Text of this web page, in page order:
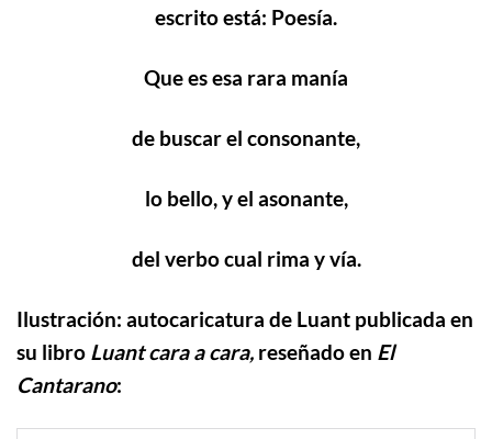
escrito está: Poesía.
Que es esa rara manía
de buscar el consonante,
lo bello, y el asonante,
del verbo cual rima y vía.
Ilustración: autocaricatura de Luant publicada en
su libro Luant cara a cara, reseñado en El
Cantarano: